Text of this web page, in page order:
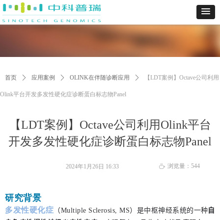
【LDT案例】Octave公司利用Olink平台
开发多发性硬化症诊断蛋白标志物Panel
首页 ꄲ 应用案例 ꄲ OLINK在伴随诊断应用 ꄲ 【LDT案例】Octave公司利用
Olink平台开发多发性硬化症诊断蛋白标志物Panel
研究背景
多发性硬化症 （Multiple Sclerosis, MS） 是中枢神经系统的一种 自
2024年1月26日 16:33 ꄘ 浏览量： 544